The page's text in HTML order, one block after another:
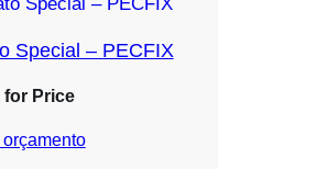
Special – PECFIX
for Price
orçamento